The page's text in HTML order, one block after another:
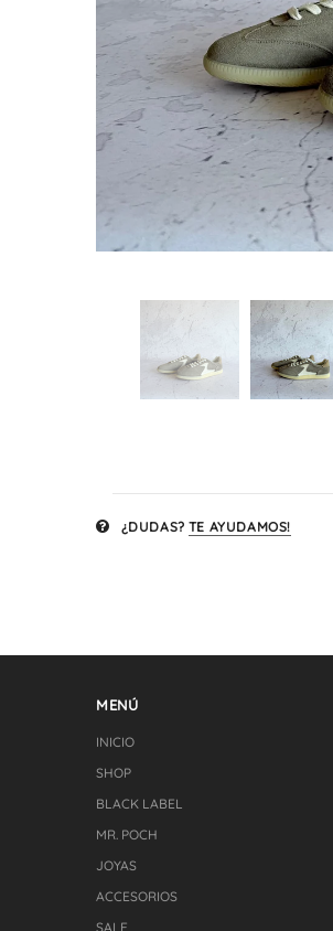
¿DUDAS? TE AYUDAMOS!
MENÚ
INICIO
SHOP
BLACK LABEL
MR. POCH
JOYAS
ACCESORIOS
SALE